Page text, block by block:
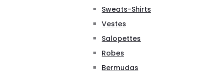
Sweats-Shirts
Vestes
Salopettes
Robes
Bermudas